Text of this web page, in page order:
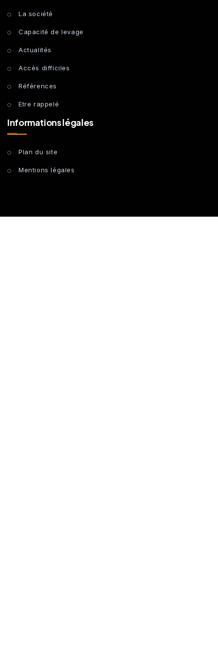
La société
Capacité de levage
Actualités
Accès difficiles
Références
Etre rappelé
Informations légales
Plan du site
Mentions légales